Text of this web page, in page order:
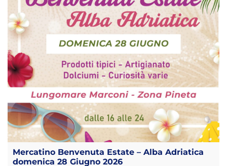
Mercatino Benvenuta Estate – Alba Adriatica
domenica 28 Giugno 2026